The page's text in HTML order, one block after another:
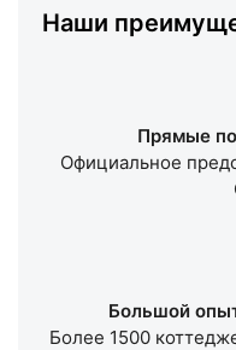
Наши
Прямые
Официальное
Большой
Более 1500